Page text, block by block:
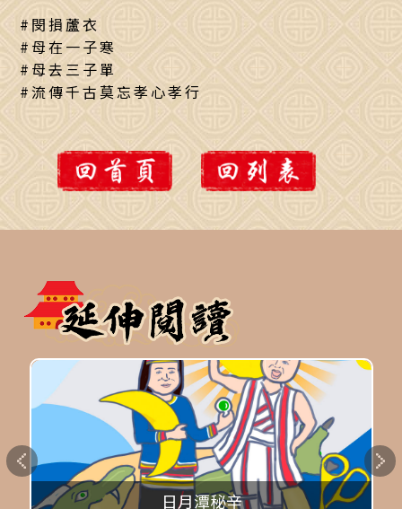
#閔損蘆衣
#母在一子寒
#母去三子單
#流傳千古莫忘孝心孝行
日月潭秘辛